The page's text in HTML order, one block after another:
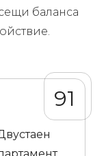
баланса
91